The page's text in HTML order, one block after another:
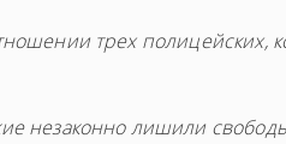
трех полицейских,
незаконно лишили